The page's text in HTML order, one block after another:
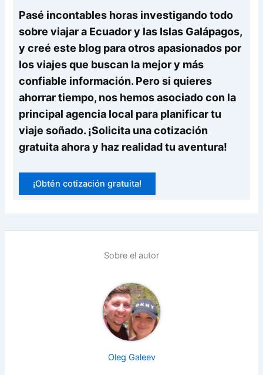
Pasé incontables horas investigando todo
sobre viajar a Ecuador y las Islas Galápagos,
y creé este blog para otros apasionados por
los viajes que buscan la mejor y más
confiable información. Pero si quieres
ahorrar tiempo, nos hemos asociado con la
principal agencia local para planificar tu
viaje soñado. ¡Solicita una cotización
gratuita ahora y haz realidad tu aventura!
¡Obtén cotización gratuita!
Sobre el autor
Oleg Galeev